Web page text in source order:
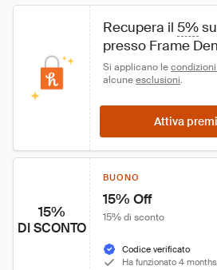
Recupera il 5%
presso Frame
Si applicano le condizioni
alcune esclusioni.
Attiva premi
15%
DI SCONTO
BUONO
15% Off
15% di sconto
Codice verificato
Ha funzionato 4